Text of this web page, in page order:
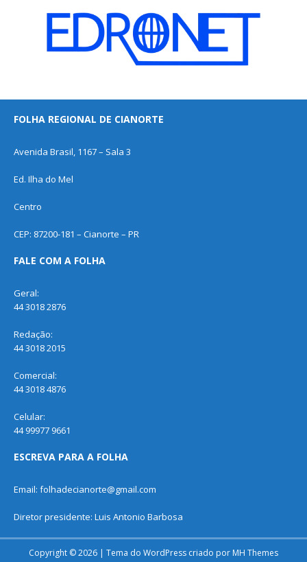
FOLHA REGIONAL DE CIANORTE
Avenida Brasil, 1167 – Sala 3
Ed. Ilha do Mel
Centro
CEP: 87200-181 – Cianorte – PR
FALE COM A FOLHA
Geral:
44 3018 2876
Redação:
44 3018 2015
Comercial:
44 3018 4876
Celular:
44 99977 9661
ESCREVA PARA A FOLHA
Email: folhadecianorte@gmail.com
Diretor presidente: Luis Antonio Barbosa
Copyright © 2026 | Tema do WordPress criado por MH Themes